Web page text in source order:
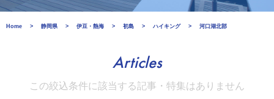
Home 静岡県 伊豆・熱海 初島 ハイキング 河口湖北部
Articles
この絞込条件に該当する記事・特集はありません